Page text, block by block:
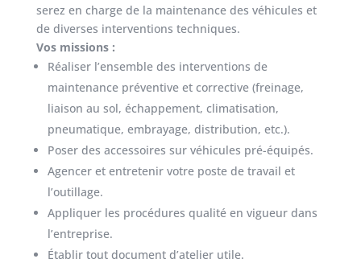
serez en charge de la maintenance des véhicules et
de diverses interventions techniques.
Vos missions :
Réaliser l’ensemble des interventions de
maintenance préventive et corrective (freinage,
liaison au sol, échappement, climatisation,
pneumatique, embrayage, distribution, etc.).
Poser des accessoires sur véhicules pré-équipés.
Agencer et entretenir votre poste de travail et
l’outillage.
Appliquer les procédures qualité en vigueur dans
l’entreprise.
Établir tout document d’atelier utile.